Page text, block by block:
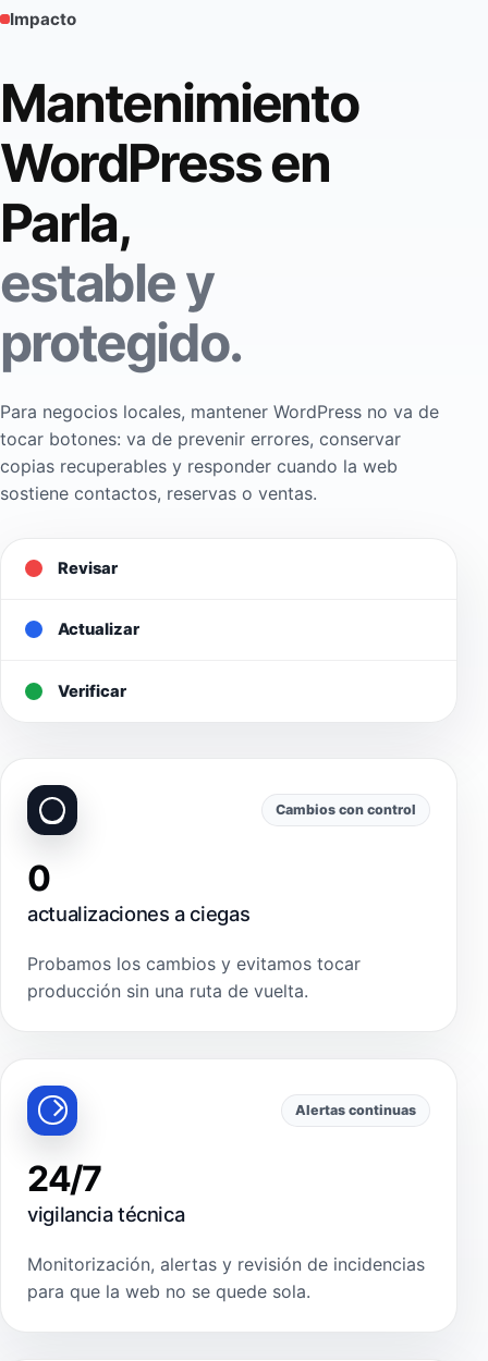
Impacto
Mantenimiento
WordPress en
Parla,
estable y
protegido.
Para negocios locales, mantener WordPress no va de
tocar botones: va de prevenir errores, conservar
copias recuperables y responder cuando la web
sostiene contactos, reservas o ventas.
Revisar
Actualizar
Verificar
Cambios con control
0
actualizaciones a ciegas
Probamos los cambios y evitamos tocar
producción sin una ruta de vuelta.
Alertas continuas
24/7
vigilancia técnica
Monitorización, alertas y revisión de incidencias
para que la web no se quede sola.